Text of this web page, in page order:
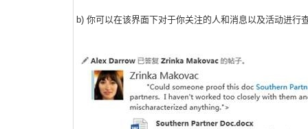
b) 你可以在该界面下对于你关注的人和消息以及活动进行